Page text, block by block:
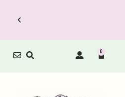
Le Carnet de
0